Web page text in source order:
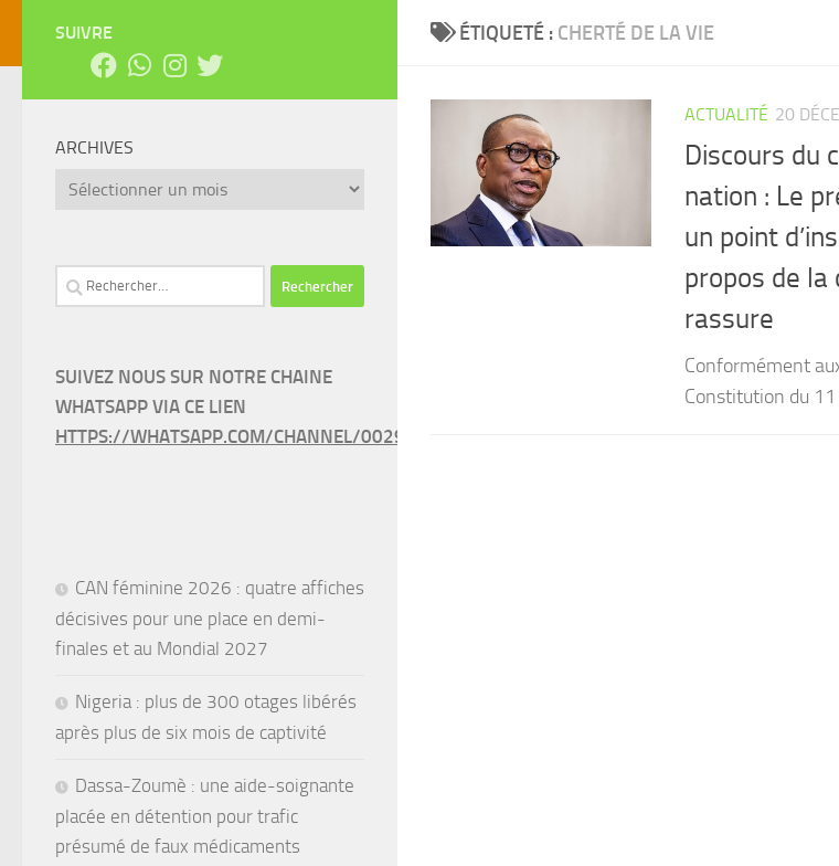
ÉTIQUETÉ : CHERTÉ DE LA VIE
ACTUALITÉ 20
Discours du
nation : Le
un point
propos de la
rassure
Conformément
Constitution du
SUIVRE
ARCHIVES
Archives
Rechercher :
SUIVEZ NOUS SUR NOTRE CHAINE
WHATSAPP VIA CE LIEN
HTTPS://WHATSAPP.COM/CHANNEL/0029VAEEL3LCCW4VC7IPMY0L
CAN féminine 2026 : quatre affiches
décisives pour une place en demi-
finales et au Mondial 2027
Nigeria : plus de 300 otages libérés
après plus de six mois de captivité
Dassa-Zoumè : une aide-soignante
placée en détention pour trafic
présumé de faux médicaments